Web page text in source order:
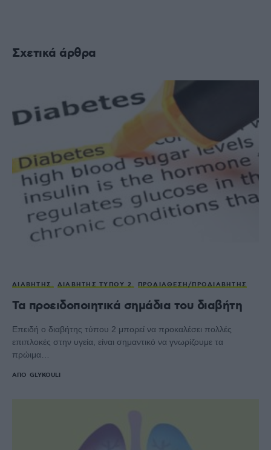
Σχετικά άρθρα
ΔΙΑΒΉΤΗΣ ΔΙΑΒΉΤΗΣ ΤΎΠΟΥ 2 ΠΡΟΔΙΆΘΕΣΗ/ΠΡΟΔΙΑΒΉΤΗΣ
Τα προειδοποιητικά σημάδια του διαβήτη
Επειδή ο διαβήτης τύπου 2 μπορεί να προκαλέσει πολλές
επιπλοκές στην υγεία, είναι σημαντικό να γνωρίζουμε τα
πρώιμα…
ΑΠΌ GLYKOULI